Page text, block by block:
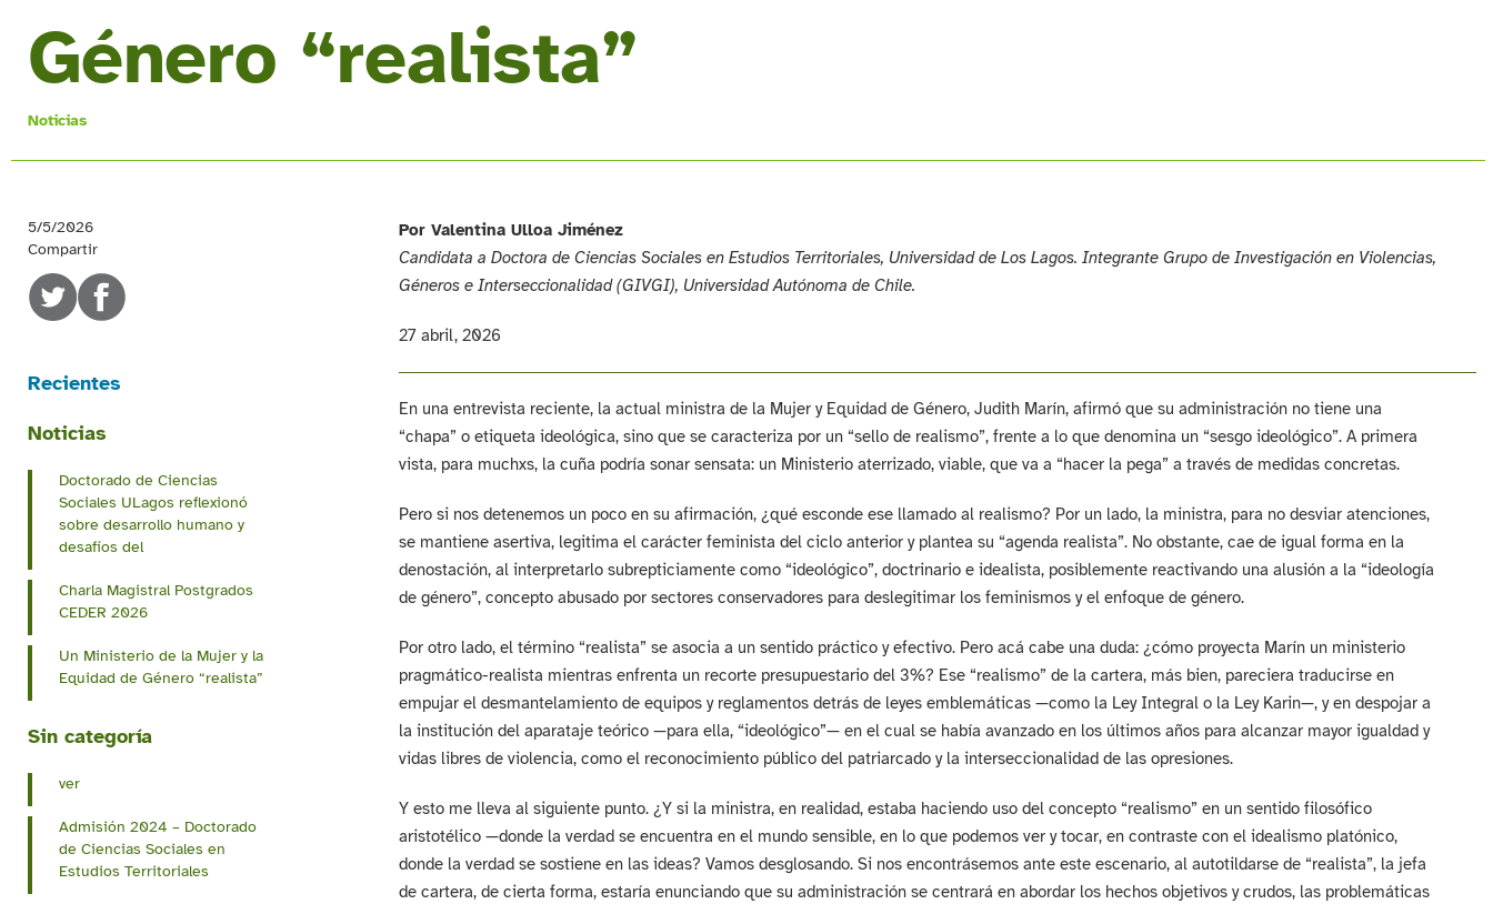
Género “realista”
Noticias
5/5/2026
Compartir
Recientes
Noticias
Doctorado de Ciencias
Sociales ULagos reflexionó
sobre desarrollo humano y
desafíos del
Charla Magistral Postgrados
CEDER 2026
Un Ministerio de la Mujer y la
Equidad de Género “realista”
Sin categoría
ver
Admisión 2024 – Doctorado
de Ciencias Sociales en
Estudios Territoriales
Por Valentina Ulloa Jiménez
Candidata a Doctora de Ciencias Sociales en Estudios Territoriales, Universidad de Los Lagos. Integrante Grupo de Investigación en Violencias,
Géneros e Interseccionalidad (GIVGI), Universidad Autónoma de Chile.
27 abril, 2026
En una entrevista reciente, la actual ministra de la Mujer y Equidad de Género, Judith Marín, afirmó que su administración no tiene una
“chapa” o etiqueta ideológica, sino que se caracteriza por un “sello de realismo”, frente a lo que denomina un “sesgo ideológico”. A primera
vista, para muchxs, la cuña podría sonar sensata: un Ministerio aterrizado, viable, que va a “hacer la pega” a través de medidas concretas.
Pero si nos detenemos un poco en su afirmación, ¿qué esconde ese llamado al realismo? Por un lado, la ministra, para no desviar atenciones,
se mantiene asertiva, legitima el carácter feminista del ciclo anterior y plantea su “agenda realista”. No obstante, cae de igual forma en la
denostación, al interpretarlo subrepticiamente como “ideológico”, doctrinario e idealista, posiblemente reactivando una alusión a la “ideología
de género”, concepto abusado por sectores conservadores para deslegitimar los feminismos y el enfoque de género.
Por otro lado, el término “realista” se asocia a un sentido práctico y efectivo. Pero acá cabe una duda: ¿cómo proyecta Marín un ministerio
pragmático-realista mientras enfrenta un recorte presupuestario del 3%? Ese “realismo” de la cartera, más bien, pareciera traducirse en
empujar el desmantelamiento de equipos y reglamentos detrás de leyes emblemáticas —como la Ley Integral o la Ley Karin—, y en despojar a
la institución del aparataje teórico —para ella, “ideológico”— en el cual se había avanzado en los últimos años para alcanzar mayor igualdad y
vidas libres de violencia, como el reconocimiento público del patriarcado y la interseccionalidad de las opresiones.
Y esto me lleva al siguiente punto. ¿Y si la ministra, en realidad, estaba haciendo uso del concepto “realismo” en un sentido filosófico
aristotélico —donde la verdad se encuentra en el mundo sensible, en lo que podemos ver y tocar, en contraste con el idealismo platónico,
donde la verdad se sostiene en las ideas? Vamos desglosando. Si nos encontrásemos ante este escenario, al autotildarse de “realista”, la jefa
de cartera, de cierta forma, estaría enunciando que su administración se centrará en abordar los hechos objetivos y crudos, las problemáticas